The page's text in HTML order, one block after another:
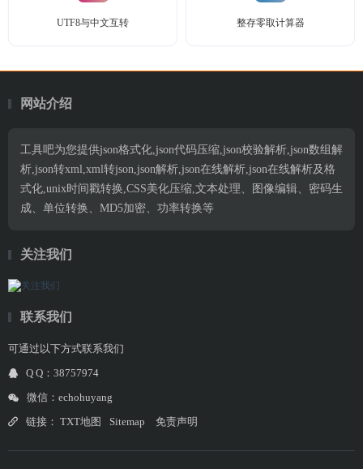
UTF8与中文互转 整存零取计算器
网站介绍
工具吧为您提供json格式化,json代码压缩,json校验解析,json数组解
析,json转xml,xml转json,json解析,json在线解析,json在线解析及格
式化,unix时间戳转换,CSS美化压缩,文本处理、图像编辑、密码生
成、单位转换、MD5加密、功率转换等
关注我们
联系我们
可通过以下方式联系我们
Q Q：38757974
微信：echohuyang
链接： TXT地图 Sitemap 免责声明